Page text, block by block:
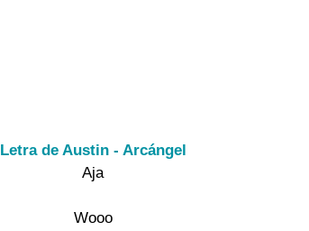
Letra de Austin - Arcángel
Aja
Wooo